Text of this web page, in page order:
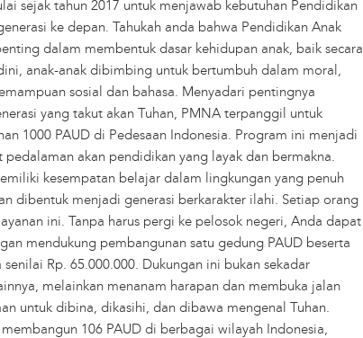
sejak tahun 2017 untuk menjawab kebutuhan Pendidikan
ke depan. Tahukah anda bahwa Pendidikan Anak
dalam membentuk dasar kehidupan anak, baik secara
anak-anak dibimbing untuk bertumbuh dalam moral,
sosial dan bahasa. Menyadari pentingnya
yang takut akan Tuhan, PMNA terpanggil untuk
1000 PAUD di Pedesaan Indonesia. Program ini menjadi
pedalaman akan pendidikan yang layak dan bermakna.
kesempatan belajar dalam lingkungan yang penuh
dibentuk menjadi generasi berkarakter ilahi. Setiap orang
ini. Tanpa harus pergi ke pelosok negeri, Anda dapat
mendukung pembangunan satu gedung PAUD beserta
Rp. 65.000.000. Dukungan ini bukan sekadar
melainkan menanam harapan dan membuka jalan
untuk dibina, dikasihi, dan dibawa mengenal Tuhan.
106 PAUD di berbagai wilayah Indonesia,